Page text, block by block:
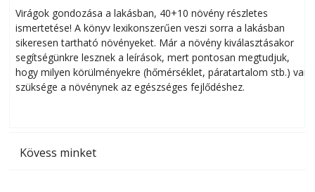
Virágok gondozása a lakásban, 40+10 növény részletes
ismertetése! A könyv lexikonszerűen veszi sorra a lakásban
sikeresen tart­ha­tó növényeket. Már a növény kiválasztásakor
segítségünkre lesznek a leírások, mert pontosan megtudjuk,
hogy milyen körülményekre (hőmérséklet, páratartalom stb.) van
szüksége a növénynek az egészséges fejlődéshez.
Kövess minket